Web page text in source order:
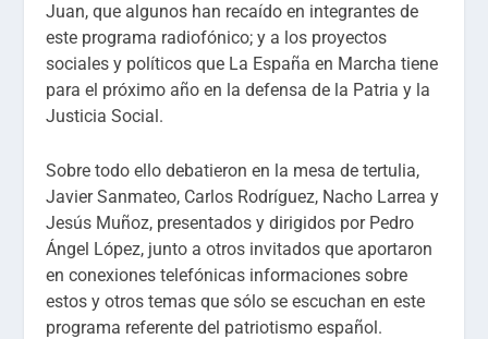
Juan, que algunos han recaído en integrantes de
este programa radiofónico; y a los proyectos
sociales y políticos que La España en Marcha tiene
para el próximo año en la defensa de la Patria y la
Justicia Social.
Sobre todo ello debatieron en la mesa de tertulia,
Javier Sanmateo, Carlos Rodríguez, Nacho Larrea y
Jesús Muñoz, presentados y dirigidos por Pedro
Ángel López, junto a otros invitados que aportaron
en conexiones telefónicas informaciones sobre
estos y otros temas que sólo se escuchan en este
programa referente del patriotismo español.